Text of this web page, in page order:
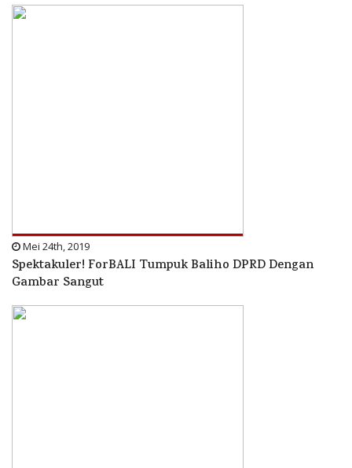
Mei 24th, 2019
Spektakuler! ForBALI Tumpuk Baliho DPRD Dengan
Gambar Sangut